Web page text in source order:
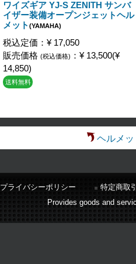
ワイズギア YJ-S ZENITH サンバ
イザー装備オープンジェットヘル
メット(YAMAHA)
税込定価：¥ 17,050
販売価格(税込価格) ：¥ 13,500(¥
14,850)
送料無料
ヘルメ
プライバシーポリシー
特定商取
Provides goods and